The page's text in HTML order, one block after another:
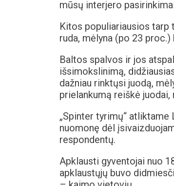
mūsų interjero
Kitos populiariausios tarp
ruda, mėlyna (po 23
Baltos spalvos ir jos
išsimokslinimą,
dažniau rinktųsi juodą,
prielankumą reiškė
„Spinter tyrimų“
nuomonę dėl
respondentų.
Apklausti gyventojai nuo
apklaustųjų buvo